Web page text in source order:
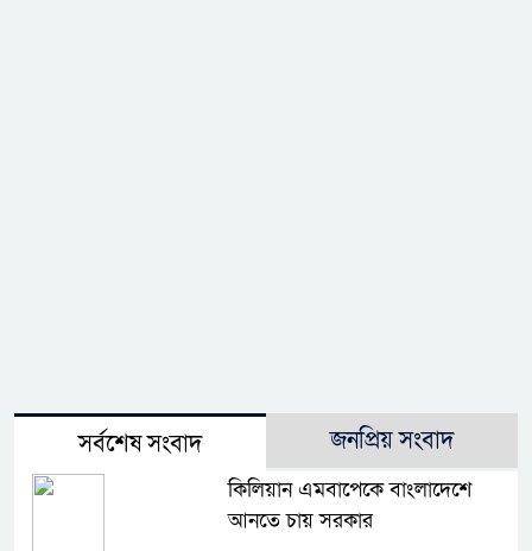
সর্বশেষ সংবাদ জনপ্রিয় সংবাদ
কিলিয়ান এমবাপেকে বাংলাদেশে
আনতে চায় সরকার